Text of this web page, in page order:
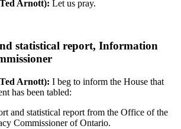
Arnott): Let us pray.
statistical report, Information
Arnott): I beg to inform the House that
has been tabled:
and statistical report from the Office of the
Commissioner of Ontario.